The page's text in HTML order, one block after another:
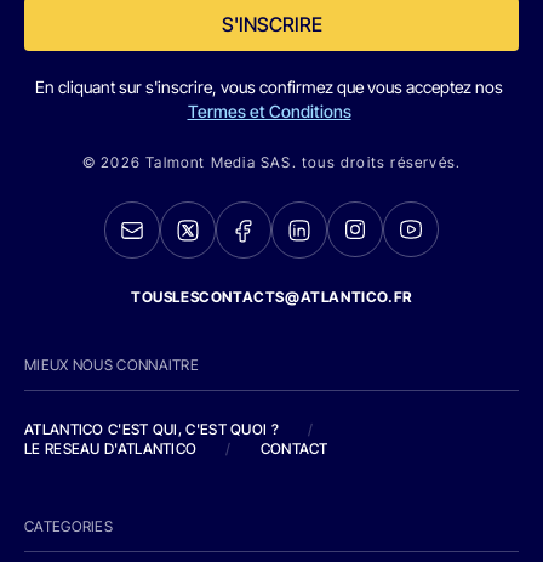
S'INSCRIRE
En cliquant sur s'inscrire, vous confirmez que vous acceptez nos
Termes et Conditions
© 2026 Talmont Media SAS. tous droits réservés.
TOUSLESCONTACTS@ATLANTICO.FR
MIEUX NOUS CONNAITRE
ATLANTICO C'EST QUI, C'EST QUOI ?
/
LE RESEAU D'ATLANTICO
/ CONTACT
CATEGORIES